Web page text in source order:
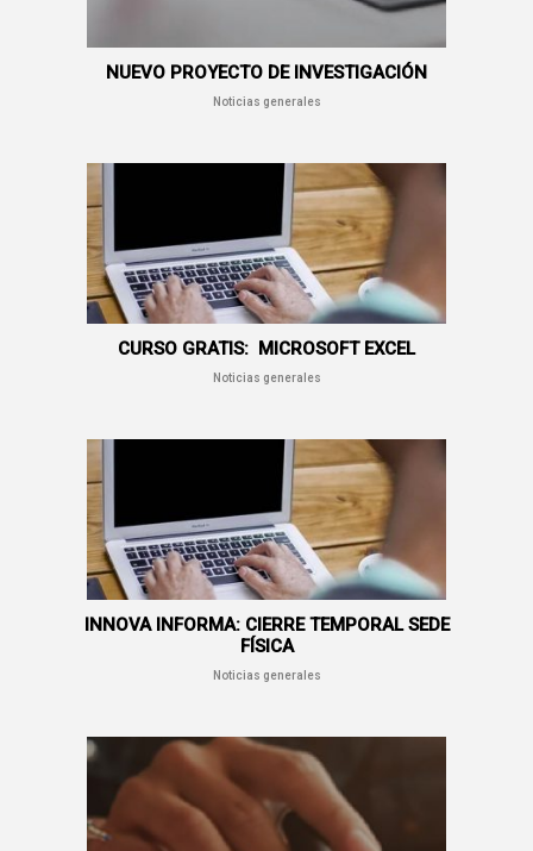
NUEVO PROYECTO DE INVESTIGACIÓN
Noticias generales
CURSO GRATIS: MICROSOFT EXCEL
Noticias generales
INNOVA INFORMA: CIERRE TEMPORAL SEDE
FÍSICA
Noticias generales